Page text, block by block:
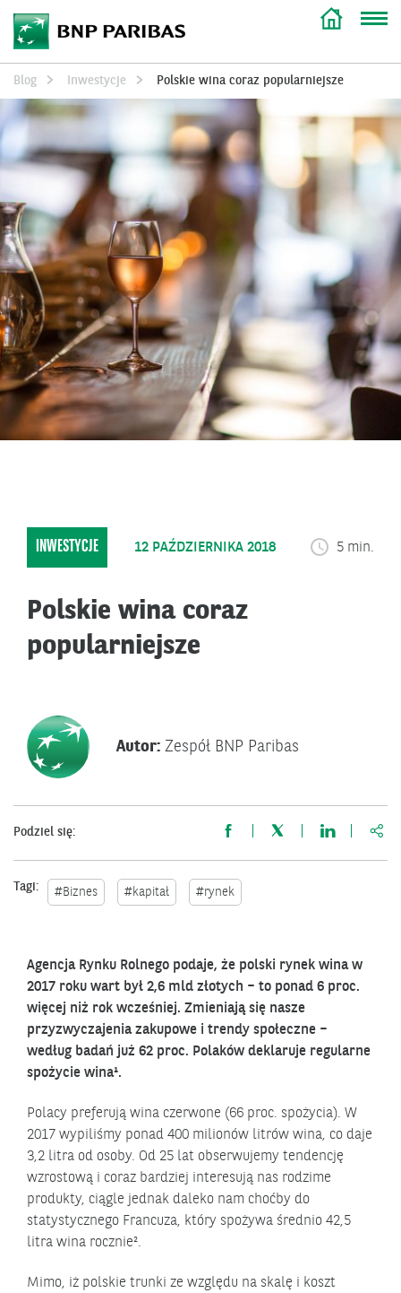
Blog Inwestycje Polskie wina coraz popularniejsze
INWESTYCJE 12 PAŹDZIERNIKA 2018 5 min.
Polskie wina coraz
popularniejsze
Autor: Zespół BNP Paribas
Tagi: #Biznes #kapitał #rynek
Podziel się:
Agencja Rynku Rolnego podaje, że polski rynek wina w
2017 roku wart był 2,6 mld złotych – to ponad 6 proc.
więcej niż rok wcześniej. Zmieniają się nasze
przyzwyczajenia zakupowe i trendy społeczne –
według badań już 62 proc. Polaków deklaruje regularne
spożycie wina¹.
Polacy preferują wina czerwone (66 proc. spożycia). W
2017 wypiliśmy ponad 400 milionów litrów wina, co daje
3,2 litra od osoby. Od 25 lat obserwujemy tendencję
wzrostową i coraz bardziej interesują nas rodzime
produkty, ciągle jednak daleko nam choćby do
statystycznego Francuza, który spożywa średnio 42,5
litra wina rocznie².
Mimo, iż polskie trunki ze względu na skalę i koszt